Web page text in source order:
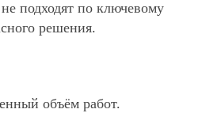
подходят по ключевому
решения.
объём работ.